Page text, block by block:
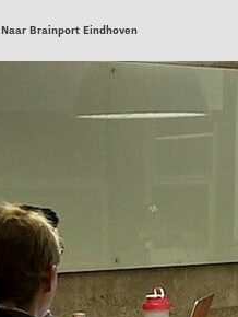
Naar Brainport Eindhoven